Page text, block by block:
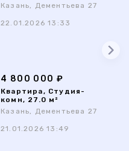
Казань, Дементьева 27
22.01.2026 13:33
4 800 000 ₽
Квартира, Студия-
комн, 27.0 м²
Казань, Дементьева 27
21.01.2026 13:49